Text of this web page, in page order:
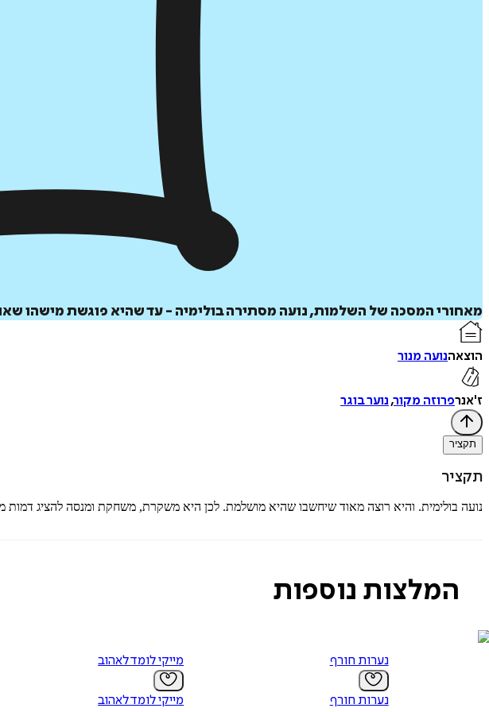
מאחורי המסכה של השלמות, נועה מסתירה בולימיה - עד שהיא פוגשת מישהו
הוצאהנועה מנור
ז'אנרפרוזה מקור,נוער בוגר
תקציר
תקציר
נועה בולימית. והיא רוצה מאוד שיחשבו שהיא מושלמת. לכן היא משקרת, משחקת ומנסה להציג
המלצות נוספות
נערות חורף‏
נערות חורף‏
מייקי לומד לאהוב
מייקי לומד לאהוב